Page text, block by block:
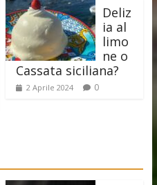
Deliz
ia al
limo
ne o
Cassata siciliana?
2 Aprile 2024 0